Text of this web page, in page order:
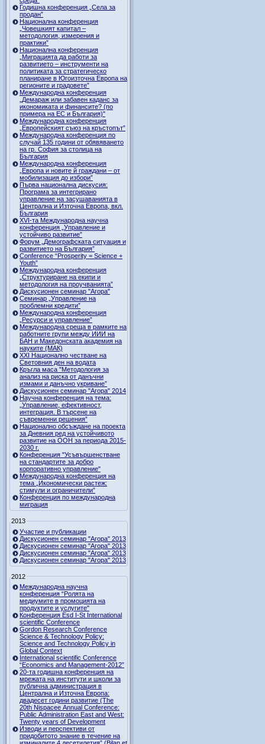
Годишна конференция „Селa за
продан”
Национална конференция
„Човешкият капитал –
методология, измерения и
практики”
Национална конференция
„Миграцията да работи за
развитието – инструменти на
политиката за стратегическо
планиране в Югоизточна Европа на
регионите и градовете”
Международна конференция
„Демараж или забавен каданс за
икономиката и финансите? (по
примера на ЕС и България)"
Международна конференция
„Европейският съюз на кръстопът”
Международна конференция по
случай 135 години от обявяването
на гр. София за столица на
България
Международна конференция
„Европа и новите й граждани – от
мобилизация до избори”
Първа национална дискусия:
Програма за интегрирано
управление на засушаванията в
Централна и Източна Европа, вкл.
България
ХVI-та Международна научна
конференция „Управление и
устойчиво развитие”
Форум „Демографската ситуация и
развитието на България”
Conference “Prosperity = Science +
Youth”
Международна конференция
„Структуриране на екипи и
методология на проучванията”
Дискусионен семинар "Агора"
Семинар „Управление на
проблемни кредити”
Международна конференция
„Ресурси и управление”
Международна среща в рамките на
работните групи между ИИИ на
БАН и Македонската академия на
науките (МАК)
XXI Национално честване на
Световния ден на водата
Кръгла маса "Методология за
анализ на риска от данъчни
измами и данъчно укриване”
Дискусионен семинар "Агора" 2014
Научна конференция на тема:
„Управление, ефективност,
интеграция. В търсене на
съвременни решения”
Национално обсъждане на проекта
за Дневния ред на устойчивото
развитие на ООН за периода 2015-
2030 г.
Конференция "Усъвършенстване
на стандартите за добро
корпоративно управление"
Международна конференция на
тема „Икономически растеж:
стимули и ограничители”
Конференция по международна
миграция
2013
Участие и публикации
Дискусионен семинар "Агора" 2013
Дискусионен семинар "Агора" 2013
Дискусионен семинар "Агора" 2013
Дискусионен семинар "Агора" 2013
2012
Международна научна
конференция “Ролята на
медиумите в промоцията на
продуктите и услугите"
Конференция Esd I-St International
scientific Conference
Gordon Research Сonference
Science & Technology Policy:
Science and Technology Policy in
Global Context
International scientific Conference
“Economics and Management-2012”
20-та годишна конференция на
мрежата на институти и школи за
публична администрация в
Централна и Източна Европа:
двадесет години развитие (The
20th Nispacee Annual Conference:
Public Administration East and West:
Twenty years of Development
Изводи и перспективи от
придобитото знание в течение на